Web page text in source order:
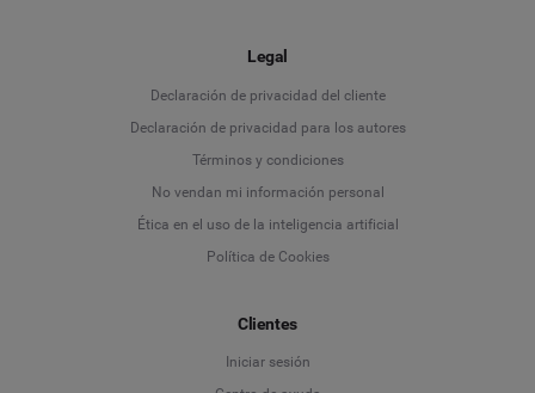
Legal
Declaración de privacidad del cliente
Declaración de privacidad para los autores
Términos y condiciones
No vendan mi información personal
Ética en el uso de la inteligencia artificial
Política de Cookies
Clientes
Iniciar sesión
Language
Deutsch
English